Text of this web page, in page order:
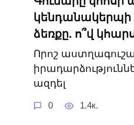
կենդանակերպի
ձեռքը. ո՞վ
Որոշ
ազդել
0 1.4к.